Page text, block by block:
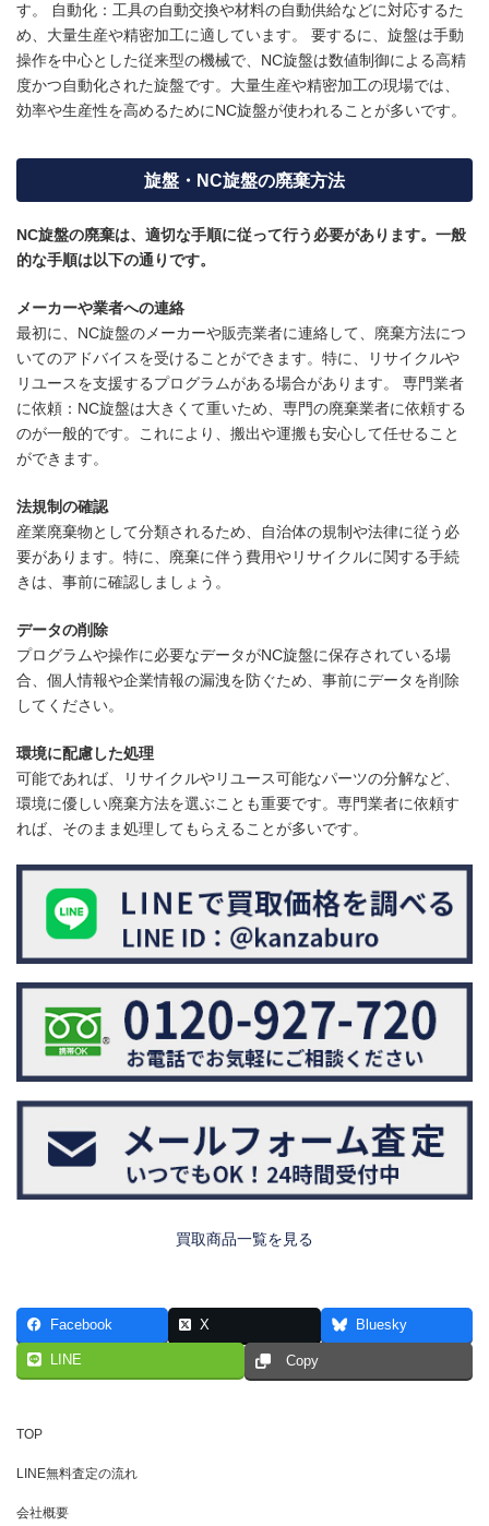
す。 自動化：工具の自動交換や材料の自動供給などに対応するた
め、大量生産や精密加工に適しています。 要するに、旋盤は手動
操作を中心とした従来型の機械で、NC旋盤は数値制御による高精
度かつ自動化された旋盤です。大量生産や精密加工の現場では、
効率や生産性を高めるためにNC旋盤が使われることが多いです。
旋盤・NC旋盤の廃棄方法
NC旋盤の廃棄は、適切な手順に従って行う必要があります。一般
的な手順は以下の通りです。
メーカーや業者への連絡
最初に、NC旋盤のメーカーや販売業者に連絡して、廃棄方法につ
いてのアドバイスを受けることができます。特に、リサイクルや
リユースを支援するプログラムがある場合があります。 専門業者
に依頼：NC旋盤は大きくて重いため、専門の廃棄業者に依頼する
のが一般的です。これにより、搬出や運搬も安心して任せること
ができます。
法規制の確認
産業廃棄物として分類されるため、自治体の規制や法律に従う必
要があります。特に、廃棄に伴う費用やリサイクルに関する手続
きは、事前に確認しましょう。
データの削除
プログラムや操作に必要なデータがNC旋盤に保存されている場
合、個人情報や企業情報の漏洩を防ぐため、事前にデータを削除
してください。
環境に配慮した処理
可能であれば、リサイクルやリユース可能なパーツの分解など、
環境に優しい廃棄方法を選ぶことも重要です。専門業者に依頼す
れば、そのまま処理してもらえることが多いです。
買取商品一覧を見る
Facebook X Bluesky
LINE Copy
TOP
LINE無料査定の流れ
会社概要